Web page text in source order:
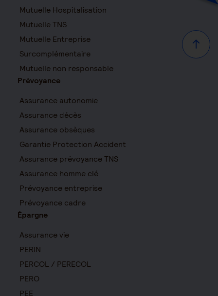
Haut
Mutuelle Hospitalisation
Mutuelle TNS
Mutuelle Entreprise
Surcomplémentaire
Mutuelle non responsable
Prévoyance
Assurance autonomie
Assurance décès
Assurance obsèques
Garantie Protection Accident
Assurance prévoyance TNS
Assurance homme clé
Prévoyance entreprise
Prévoyance cadre
Épargne
Assurance vie
PERIN
PERCOL / PERECOL
PERO
PEE